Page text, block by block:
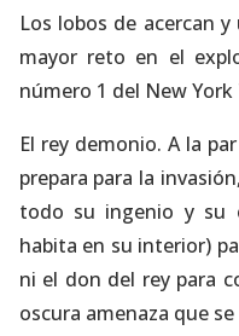
Los lobos de acercan
mayor reto en el
número 1 del New York
El rey demonio. A la
prepara para la
todo su ingenio y su
habita en su interior)
ni el don del rey para
oscura amenaza que